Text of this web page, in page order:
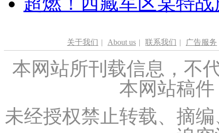
关于我们 | About us | 联系我们 | 广告服务
本网站所刊载信息，不
本网站稿
未经授权禁止转载、摘